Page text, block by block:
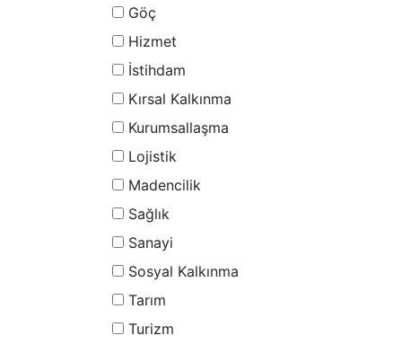
Göç
Hizmet
İstihdam
Kırsal Kalkınma
Kurumsallaşma
Lojistik
Madencilik
Sağlık
Sanayi
Sosyal Kalkınma
Tarım
Turizm